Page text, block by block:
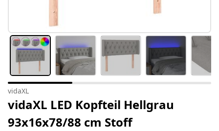
vidaXL
vidaXL LED Kopfteil Hellgrau
93x16x78/88 cm Stoff